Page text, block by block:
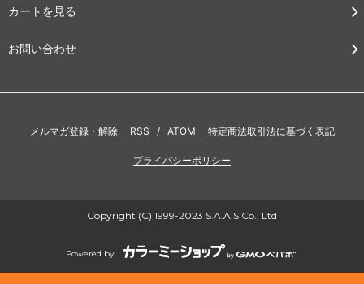
カートを見る
お問い合わせ
メルマガ登録・解除 RSS / ATOM 特定商法取引法に基づく表記
プライバシーポリシー
Copyright (C) 1999-2023 S.A.A.S Co., Ltd
Powered by